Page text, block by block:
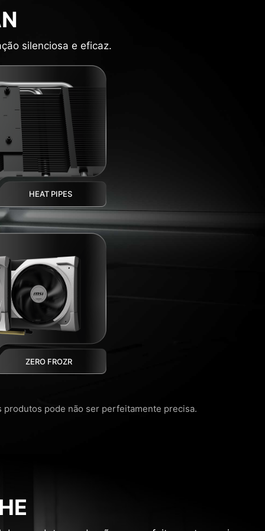
silenciosa e eficaz.
HEAT PIPES
ZERO FROZR
pode não ser perfeitamente precisa.